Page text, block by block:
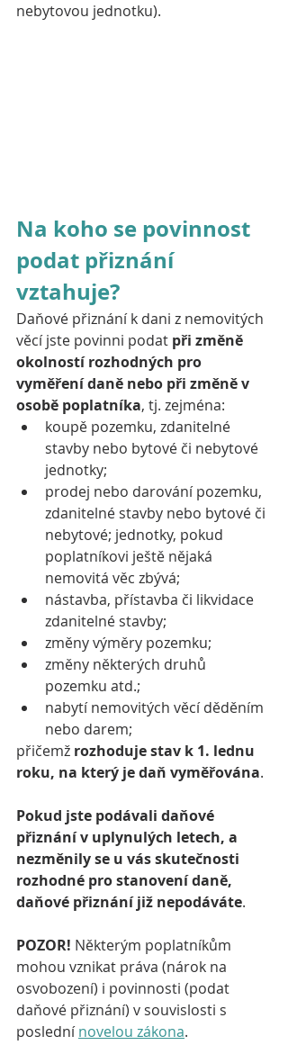
nebytovou jednotku).
Na koho se povinnost
podat přiznání
vztahuje?
Daňové přiznání k dani z nemovitých
věcí jste povinni podat při změně
okolností rozhodných pro
vyměření daně nebo při změně v
osobě poplatníka, tj. zejména:
koupě pozemku, zdanitelné
stavby nebo bytové či nebytové
jednotky;
prodej nebo darování pozemku,
zdanitelné stavby nebo bytové či
nebytové; jednotky, pokud
poplatníkovi ještě nějaká
nemovitá věc zbývá;
nástavba, přístavba či likvidace
zdanitelné stavby;
změny výměry pozemku;
změny některých druhů
pozemku atd.;
nabytí nemovitých věcí děděním
nebo darem;
přičemž rozhoduje stav k 1. lednu
roku, na který je daň vyměřována.
Pokud jste podávali daňové
přiznání v uplynulých letech, a
nezměnily se u vás skutečnosti
rozhodné pro stanovení daně,
daňové přiznání již nepodáváte.
POZOR! Některým poplatníkům
mohou vznikat práva (nárok na
osvobození) i povinnosti (podat
daňové přiznání) v souvislosti s
poslední novelou zákona.